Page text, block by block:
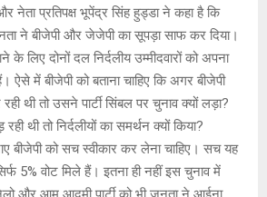
नेता प्रतिपक्ष भूपेंद्र सिंह हुड्डा ने कहा है कि
ने बीजेपी और जेजेपी का सूपड़ा साफ कर दिया।
के लिए दोनों दल निर्दलीय उम्मीदवारों को अपना
ऐसे में बीजेपी को बताना चाहिए कि अगर बीजेपी
थी तो उसने पार्टी सिंबल पर चुनाव क्यों लड़ा?
थी तो निर्दलीयों का समर्थन क्यों किया?
बीजेपी को सच स्वीकार कर लेना चाहिए। सच यह
5% वोट मिले हैं। इतना ही नहीं इस चुनाव में